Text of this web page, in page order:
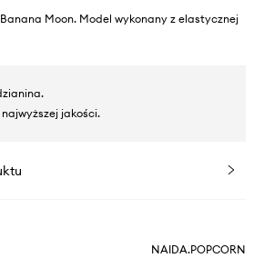
Moon. Model wykonany z elastycznej
jakości.
NAIDA.POPCORN